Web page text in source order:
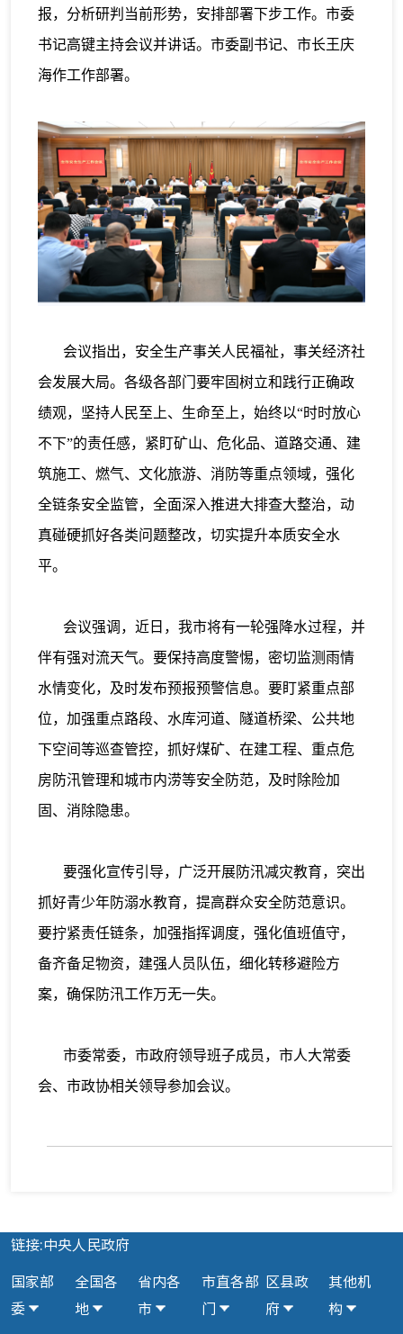
报，分析研判当前形势，安排部署下步工作。市委
书记高键主持会议并讲话。市委副书记、市长王庆
海作工作部署。
会议指出，安全生产事关人民福祉，事关经济社
会发展大局。各级各部门要牢固树立和践行正确政
绩观，坚持人民至上、生命至上，始终以“时时放心
不下”的责任感，紧盯矿山、危化品、道路交通、建
筑施工、燃气、文化旅游、消防等重点领域，强化
全链条安全监管，全面深入推进大排查大整治，动
真碰硬抓好各类问题整改，切实提升本质安全水
平。
会议强调，近日，我市将有一轮强降水过程，并
伴有强对流天气。要保持高度警惕，密切监测雨情
水情变化，及时发布预报预警信息。要盯紧重点部
位，加强重点路段、水库河道、隧道桥梁、公共地
下空间等巡查管控，抓好煤矿、在建工程、重点危
房防汛管理和城市内涝等安全防范，及时除险加
固、消除隐患。
要强化宣传引导，广泛开展防汛减灾教育，突出
抓好青少年防溺水教育，提高群众安全防范意识。
要拧紧责任链条，加强指挥调度，强化值班值守，
备齐备足物资，建强人员队伍，细化转移避险方
案，确保防汛工作万无一失。
市委常委，市政府领导班子成员，市人大常委
会、市政协相关领导参加会议。
链接:中央人民政府
国家部
委
全国各
地
省内各
市
市直各部
门
区县政
府
其他机
构